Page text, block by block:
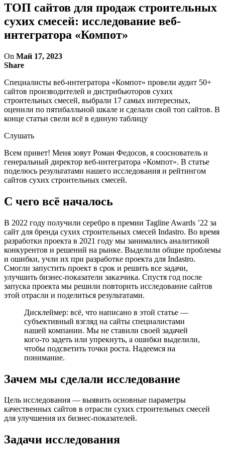
ТОП сайтов для продаж строительных
сухих смесей: исследование веб-
интегратора «Компот»
On Май 17, 2023
Share
Специалисты веб-интегратора «Компот» провели аудит 50+
сайтов производителей и дистрибьюторов сухих
строительных смесей, выбрали 17 самых интересных,
оценили по пятибалльной шкале и сделали свой топ сайтов. В
конце статьи свели всё в единую таблицу
Слушать
Всем привет! Меня зовут Роман Федосов, я сооснователь и
генеральный директор веб-интегратора «Компот». В статье
поделюсь результатами нашего исследования и рейтингом
сайтов сухих строительных смесей.
С чего всё началось
В 2022 году получили серебро в премии Tagline Awards ’22 за
сайт для бренда сухих строительных смесей Indastro. Во время
разработки проекта в 2021 году мы занимались аналитикой
конкурентов и решений на рынке. Выделили общие проблемы
и ошибки, учли их при разработке проекта для Indastro.
Смогли запустить проект в срок и решить все задачи,
улучшить бизнес-показатели заказчика. Спустя год после
запуска проекта мы решили повторить исследование сайтов
этой отрасли и поделиться результатами.
Дисклеймер: всё, что написано в этой статье —
субъективный взгляд на сайты специалистами
нашей компании. Мы не ставили своей задачей
кого-то задеть или упрекнуть, а ошибки выделили,
чтобы подсветить точки роста. Надеемся на
понимание.
Зачем мы сделали исследование
Цель исследования — выявить основные параметры
качественных сайтов в отрасли сухих строительных смесей
для улучшения их бизнес-показателей.
Задачи исследования